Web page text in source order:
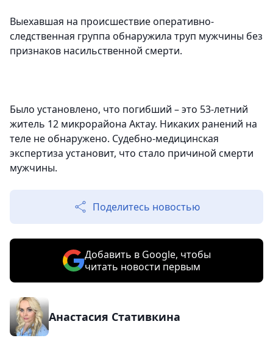
Выехавшая на происшествие оперативно-
следственная группа обнаружила труп мужчины без
признаков насильственной смерти.
Было установлено, что погибший – это 53-летний
житель 12 микрорайона Актау. Никаких ранений на
теле не обнаружено. Судебно-медицинская
экспертиза установит, что стало причиной смерти
мужчины.
Поделитесь новостью
Добавить в Google, чтобы
читать новости первым
Анастасия Стативкина